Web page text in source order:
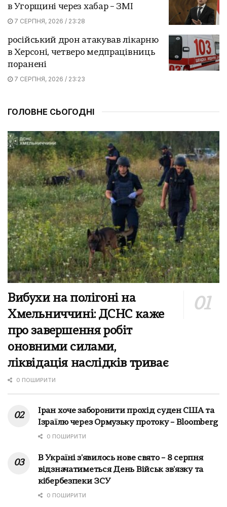
в Угорщині через хабар – ЗМІ
7 СЕРПНЯ, 2026 / 23:28
російський дрон атакував лікарню
в Херсоні, четверо медпрацівниць
поранені
7 СЕРПНЯ, 2026 / 23:23
ГОЛОВНЕ СЬОГОДНІ
Вибухи на полігоні на
Хмельниччині: ДСНС каже
про завершення робіт
оновними силами,
ліквідація наслідків триває
0 ПОШИРИТИ
Іран хоче заборонити прохід суден США та
Ізраїлю через Ормузьку протоку – Bloomberg
0 ПОШИРИТИ
В Україні з'явилось нове свято – 8 серпня
відзначатиметься День Військ зв'язку та
кібербезпеки ЗСУ
0 ПОШИРИТИ